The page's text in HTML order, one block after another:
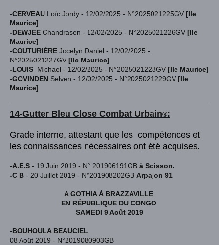
-CERVEAU Loïc Jordy - 12/02/2025 - N°2025021225GV [Ile
Maurice]
-DEWJEE Chandrasen - 12/02/2025 - N°2025021226GV [Ile
Maurice]
-COUTURIÈRE Jocelyn Daniel - 12/02/2025 -
N°2025021227GV [Ile Maurice]
-LOUIS Michael - 12/02/2025 - N°2025021228GV [Ile Maurice]
-GOVINDEN Selven - 12/02/2025 - N°2025021229GV [Ile
Maurice]
14-Gutter Bleu Close Combat Urbain®:
Grade interne, attestant que les compétences et
les connaissances nécessaires ont été acquises.
-A.E.S - 19 Juin 2019 - N° 201906191GB à Soisson.
-C B - 20 Juillet 2019 - N°201908202GB Arpajon 91
A GOTHIA À BRAZZAVILLE
EN RÉPUBLIQUE DU CONGO
SAMEDI 9 Août 2019
-BOUHOULA BEAUCIEL
08 Août 2019 - N°2019080903GB